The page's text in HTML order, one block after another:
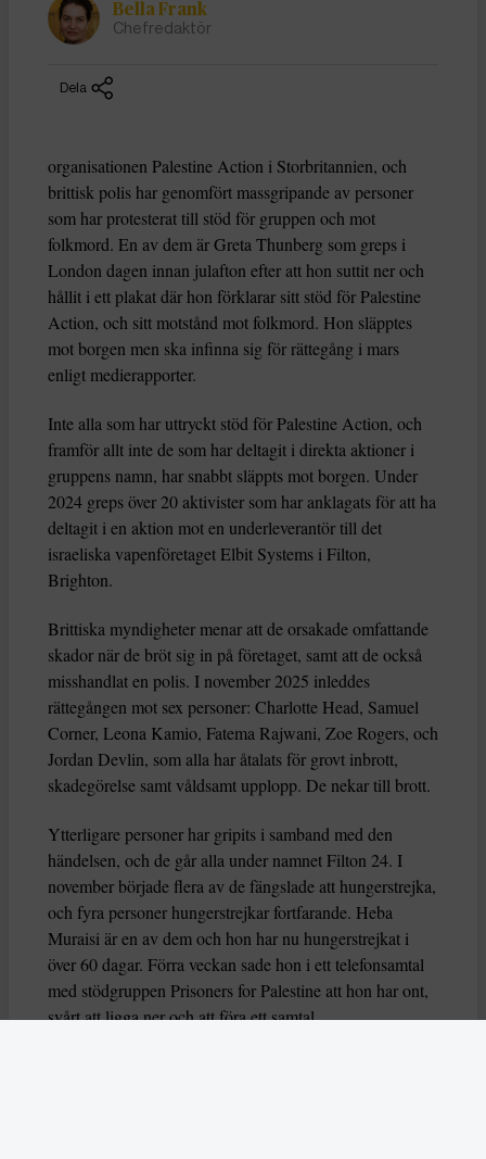
Bella Frank
Chefredaktör
Dela
organisationen Palestine Action i Storbritannien, och
brittisk polis har genomfört massgripande av personer
som har protesterat till stöd för gruppen och mot
folkmord. En av dem är Greta Thunberg som greps i
London dagen innan julafton efter att hon suttit ner och
hållit i ett plakat där hon förklarar sitt stöd för Palestine
Action, och sitt motstånd mot folkmord. Hon släpptes
mot borgen men ska infinna sig för rättegång i mars
enligt medierapporter.
Inte alla som har uttryckt stöd för Palestine Action, och
framför allt inte de som har deltagit i direkta aktioner i
gruppens namn, har snabbt släppts mot borgen. Under
2024 greps över 20 aktivister som har anklagats för att ha
deltagit i en aktion mot en underleverantör till det
israeliska vapenföretaget Elbit Systems i Filton,
Brighton.
Brittiska myndigheter menar att de orsakade omfattande
skador när de bröt sig in på företaget, samt att de också
misshandlat en polis. I november 2025 inleddes
rättegången mot sex personer: Charlotte Head, Samuel
Corner, Leona Kamio, Fatema Rajwani, Zoe Rogers, och
Jordan Devlin, som alla har åtalats för grovt inbrott,
skadegörelse samt våldsamt upplopp. De nekar till brott.
Ytterligare personer har gripits i samband med den
händelsen, och de går alla under namnet Filton 24. I
november började flera av de fängslade att hungerstrejka,
och fyra personer hungerstrejkar fortfarande. Heba
Muraisi är en av dem och hon har nu hungerstrejkat i
över 60 dagar. Förra veckan sade hon i ett telefonsamtal
med stödgruppen Prisoners for Palestine att hon har ont,
svårt att ligga ner och att föra ett samtal.